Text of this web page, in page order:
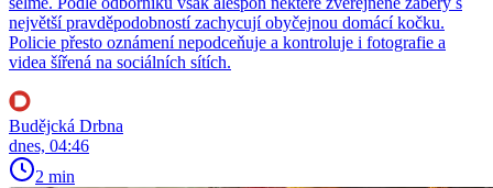
největší pravděpodobností zachycují obyčejnou domácí kočku.
Policie přesto oznámení nepodceňuje a kontroluje i fotografie a
videa šířená na sociálních sítích.
Budějcká Drbna
dnes, 04:46
2 min